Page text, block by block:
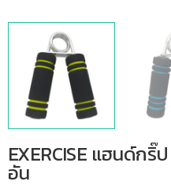
EXERCISE แฮนด์กริ๊
อัน